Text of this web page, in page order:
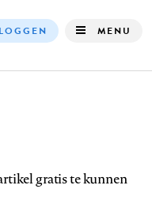
MENU
gratis te kunnen